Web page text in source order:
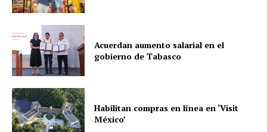
Acuerdan aumento salarial en el
gobierno de Tabasco
Habilitan compras en línea en ‘Visit
México’